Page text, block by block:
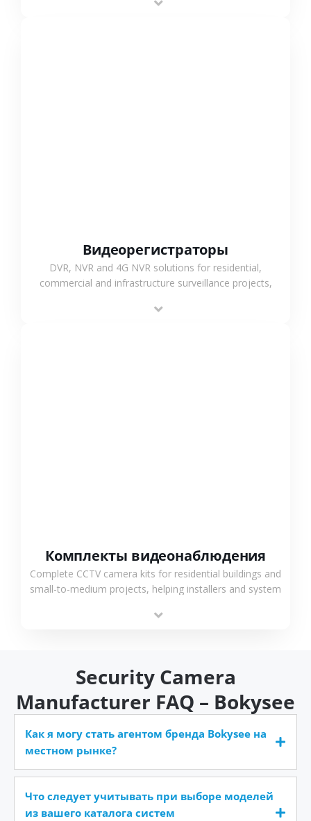
monitoring and flexible coverage.
Видеорегистраторы
DVR, NVR and 4G NVR solutions for residential,
commercial and infrastructure surveillance projects,
Комплекты видеонаблюдения
Complete CCTV camera kits for residential buildings and
small-to-medium projects, helping installers and system
time.
Security Camera
Manufacturer FAQ – Bokysee
Как я могу стать агентом бренда Bokysee на
местном рынке?
Что следует учитывать при выборе моделей
из вашего каталога систем